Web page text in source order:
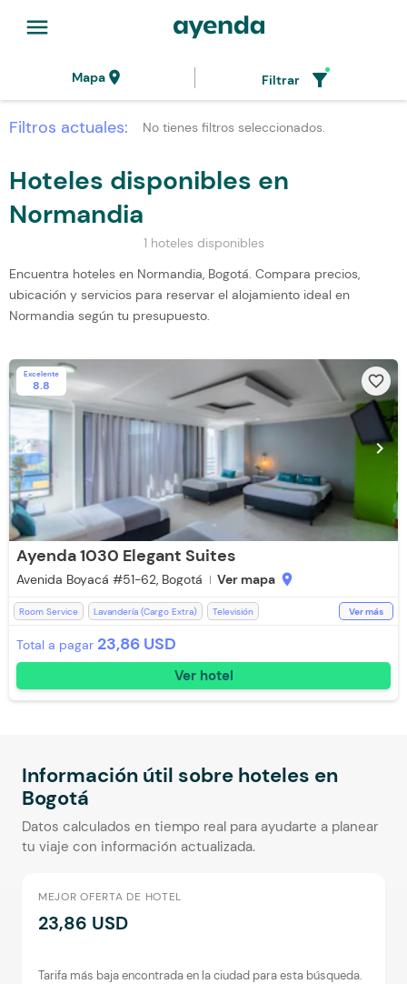
menu
Mapalocation_on Filtrar filter_alt
Filtros actuales: No tienes filtros seleccionados.
Hoteles disponibles en
Normandia
1 hoteles disponibles
Encuentra hoteles en Normandia, Bogotá. Compara precios,
ubicación y servicios para reservar el alojamiento ideal en
Normandia según tu presupuesto.
Excelente
8.8 favorite_border
chevron_left chevron_right
Ayenda 1030 Elegant Suites
Avenida Boyacá #51-62, Bogotá Ver mapa location_on
Room Service Lavandería (Cargo Extra)
Televisión
Ver más
Total a pagar 23,86 USD
Ver hotel
Información útil sobre hoteles en
Bogotá
Datos calculados en tiempo real para ayudarte a planear
tu viaje con información actualizada.
MEJOR OFERTA DE HOTEL
23,86 USD
Tarifa más baja encontrada en la ciudad para esta búsqueda.